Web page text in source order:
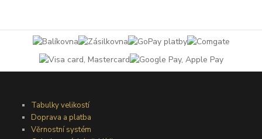
Tabulky velikostí
Doprava a platba
Věrnostní systém